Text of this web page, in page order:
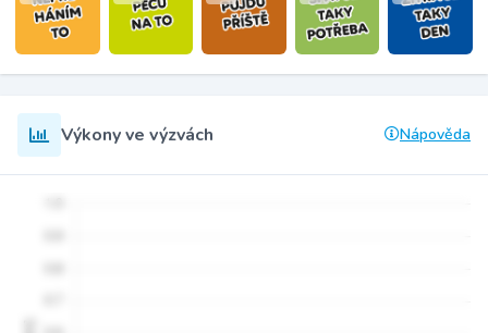
Výkony ve výzvách Nápověda